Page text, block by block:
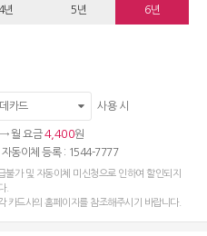
년 5년 6년
카드 사용 시
→ 월 요금4,400원
동이체 등록 : 1544-7777
불가 및 자동이체 미신청으로 인하여 할인되지
.
카드사의 홈페이지를 참조해주시기 바랍니다.